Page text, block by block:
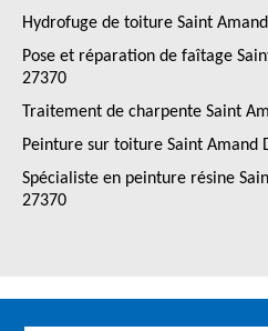
Hydrofuge de toiture Saint
Pose et réparation de faîtage
27370
Traitement de charpente Saint
Peinture sur toiture Saint Amand
Spécialiste en peinture résine
27370